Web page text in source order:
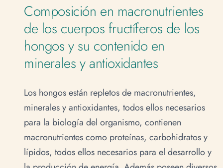
Composición en macronutrientes
de los cuerpos fructíferos de los
hongos y su contenido en
minerales y antioxidantes
Los hongos están repletos de macronutrientes,
minerales y antioxidantes, todos ellos necesarios
para la biología del organismo, contienen
macronutrientes como proteínas, carbohidratos y
lípidos, todos ellos necesarios para el desarrollo y